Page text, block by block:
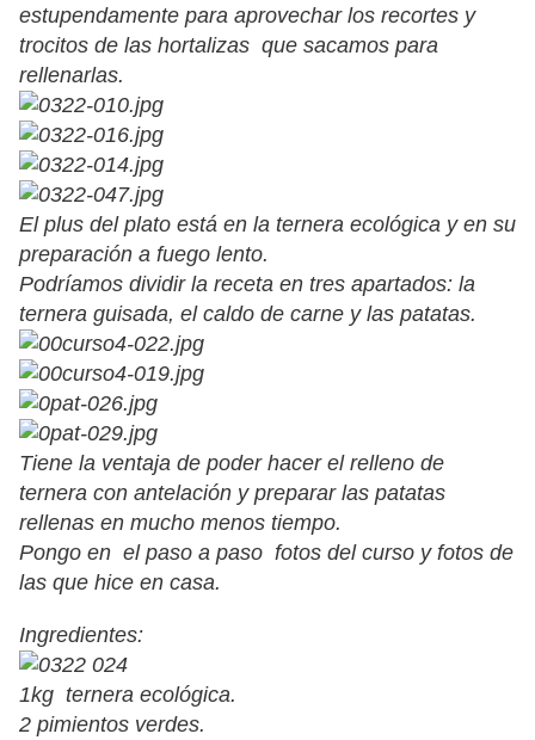
estupendamente para aprovechar los recortes y
trocitos de las hortalizas que sacamos para
rellenarlas.
El plus del plato está en la ternera ecológica y en su
preparación a fuego lento.
Podríamos dividir la receta en tres apartados: la
ternera guisada, el caldo de carne y las patatas.
Tiene la ventaja de poder hacer el relleno de
ternera con antelación y preparar las patatas
rellenas en mucho menos tiempo.
Pongo en el paso a paso fotos del curso y fotos de
las que hice en casa.
Ingredientes:
1kg ternera ecológica.
2 pimientos verdes.